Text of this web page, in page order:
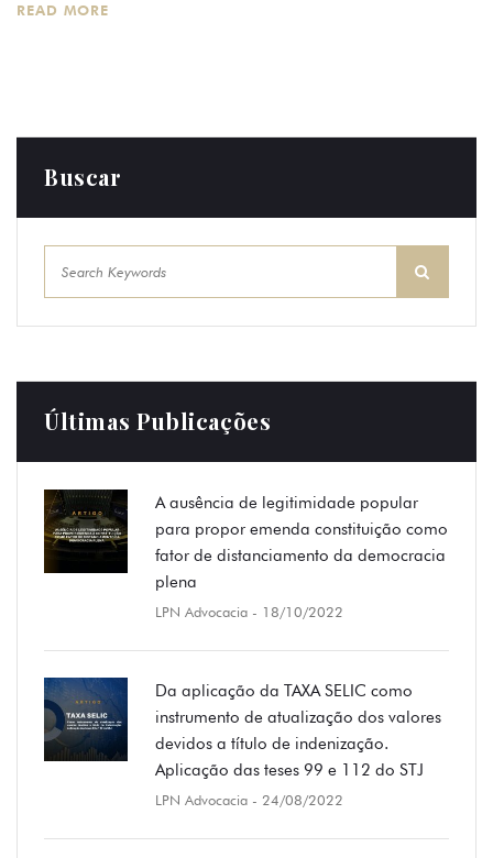
READ MORE
Buscar
Últimas Publicações
A ausência de legitimidade popular
para propor emenda constituição como
fator de distanciamento da democracia
plena
LPN Advocacia - 18/10/2022
Da aplicação da TAXA SELIC como
instrumento de atualização dos valores
devidos a título de indenização.
Aplicação das teses 99 e 112 do STJ
LPN Advocacia - 24/08/2022